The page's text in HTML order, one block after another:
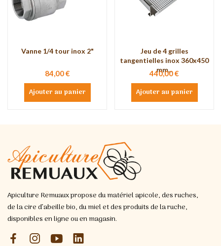
Vanne 1/4 tour inox 2"
84,00 €
Ajouter au panier
Jeu de 4 grilles
tangentielles inox 360x450
mm...
440,00 €
Ajouter au panier
Apiculture Remuaux propose du matériel apicole, des ruches,
de la cire d’abeille bio, du miel et des produits de la ruche,
disponibles en ligne ou en magasin.